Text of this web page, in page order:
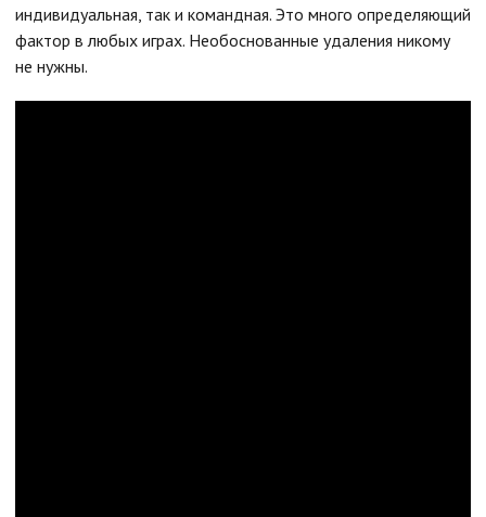
индивидуальная, так и командная. Это много определяющий
фактор в любых играх. Необоснованные удаления никому
не нужны.